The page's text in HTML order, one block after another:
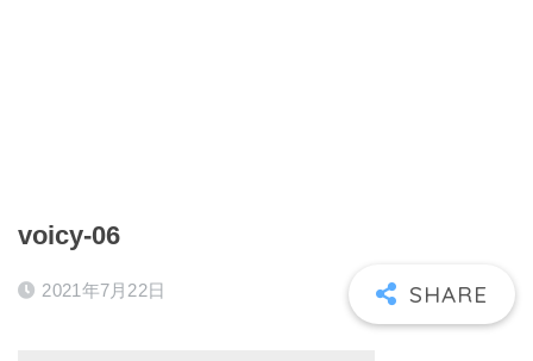
voicy-06
2021年7月22日